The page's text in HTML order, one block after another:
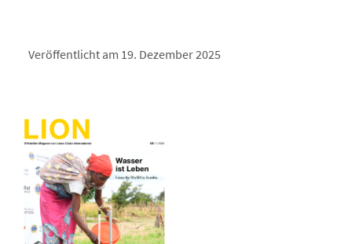
Veröffentlicht am 19. Dezember 2025